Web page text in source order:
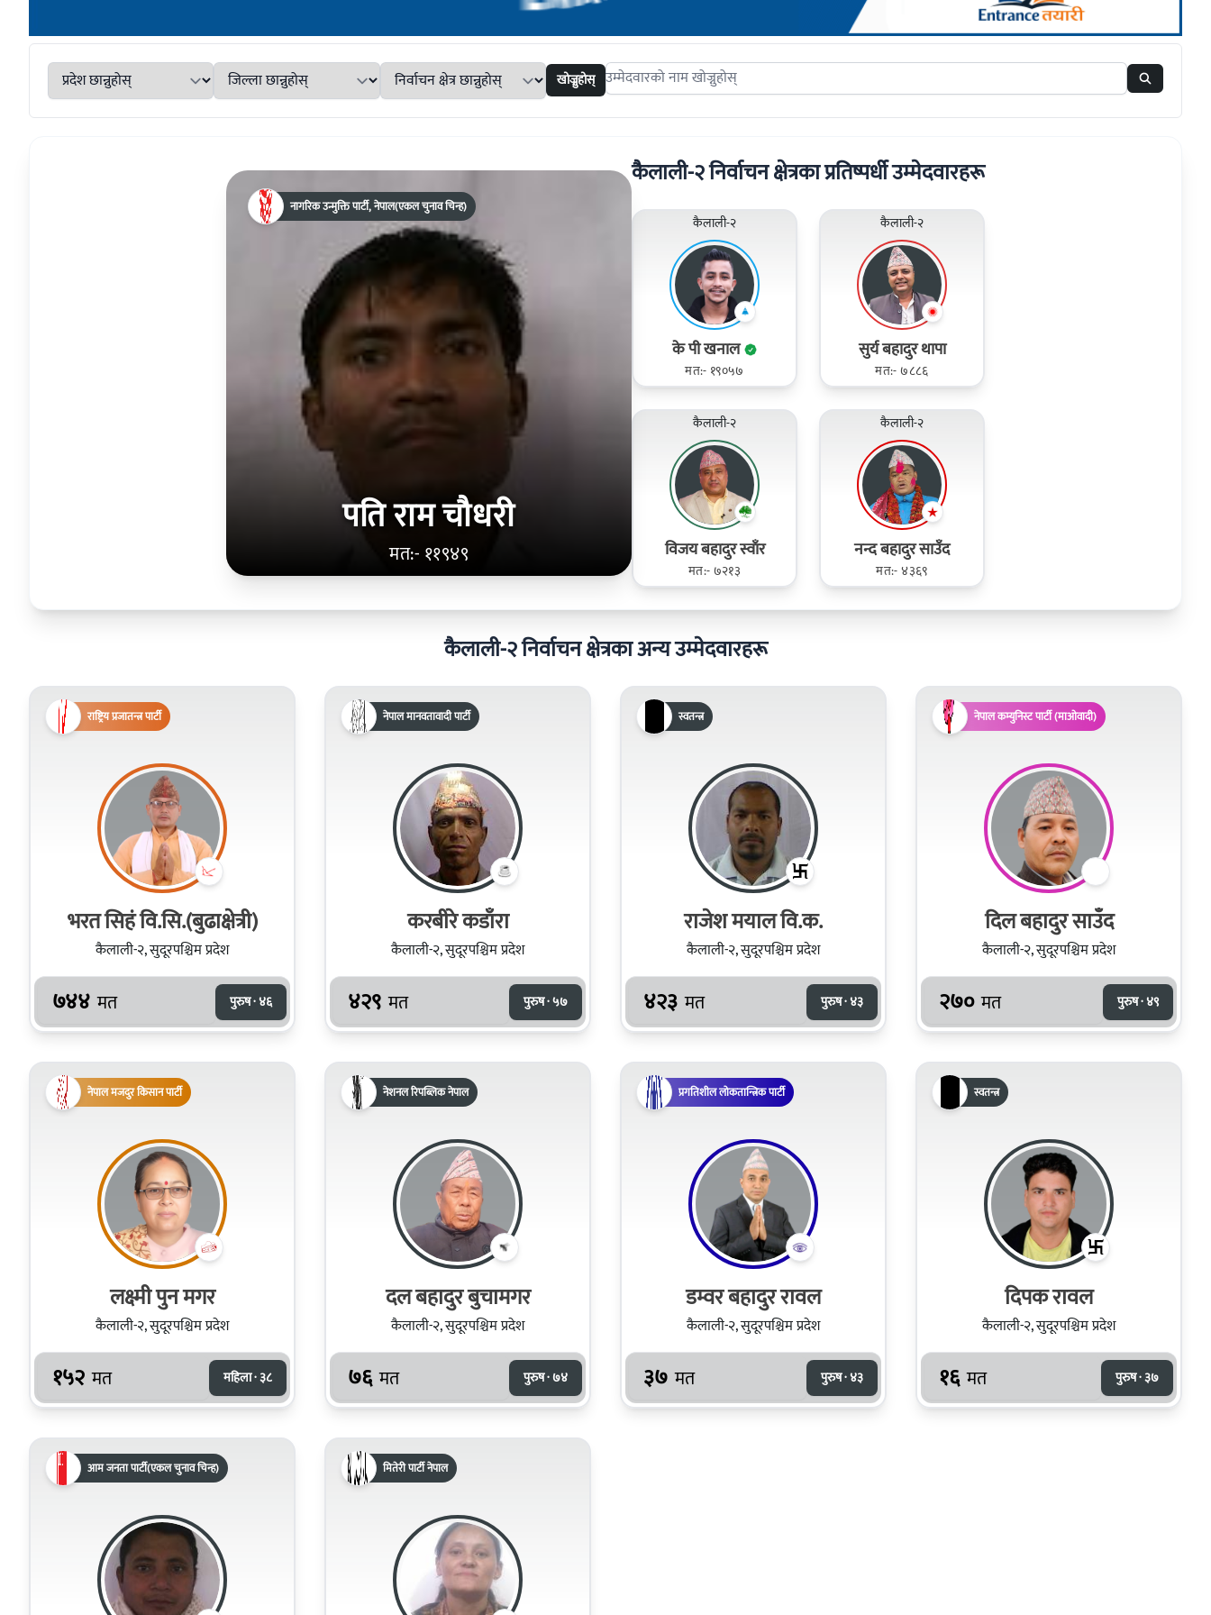
खोज्नुहोस् Search candidates
पति राम चौधरी
मत:- ११९४९
नागरिक उन्मुक्ति पार्टी, नेपाल(एकल चुनाव चिन्ह)
कैलाली-२ निर्वाचन क्षेत्रका प्रतिष्पर्धी उम्मेदवारहरू
कैलाली-२
के पी खनाल
मत:- १९०५७
कैलाली-२
सुर्य बहादुर थापा
मत:- ७८८६
कैलाली-२
विजय बहादुर स्वाँर
मत:- ७२१३
कैलाली-२
नन्द बहादुर साउँद
मत:- ४३६९
कैलाली-२ निर्वाचन क्षेत्रका अन्य उम्मेदवारहरू
राष्ट्रिय प्रजातन्त्र पार्टी
भरत सिहं वि.सि.(बुढाक्षेत्री)
कैलाली-२, सुदूरपश्चिम प्रदेश
७४४ मत पुरुष · ४६
नेपाल मानवतावादी पार्टी
करबीरे कडाँरा
कैलाली-२, सुदूरपश्चिम प्रदेश
४२९ मत पुरुष · ५७
स्वतन्त्र
राजेश मयाल वि.क.
कैलाली-२, सुदूरपश्चिम प्रदेश
४२३ मत पुरुष · ४३
नेपाल कम्युनिस्ट पार्टी (माओवादी)
दिल बहादुर साउँद
कैलाली-२, सुदूरपश्चिम प्रदेश
२७० मत पुरुष · ४९
नेपाल मजदुर किसान पार्टी
लक्ष्मी पुन मगर
कैलाली-२, सुदूरपश्चिम प्रदेश
१५२ मत महिला · ३८
नेशनल रिपब्लिक नेपाल
दल बहादुर बुचामगर
कैलाली-२, सुदूरपश्चिम प्रदेश
७६ मत पुरुष · ७४
प्रगतिशील लोकतान्त्रिक पार्टी
डम्वर बहादुर रावल
कैलाली-२, सुदूरपश्चिम प्रदेश
३७ मत पुरुष · ४३
स्वतन्त्र
दिपक रावल
कैलाली-२, सुदूरपश्चिम प्रदेश
१६ मत पुरुष · ३७
आम जनता पार्टी(एकल चुनाव चिन्ह) मितेरी पार्टी नेपाल